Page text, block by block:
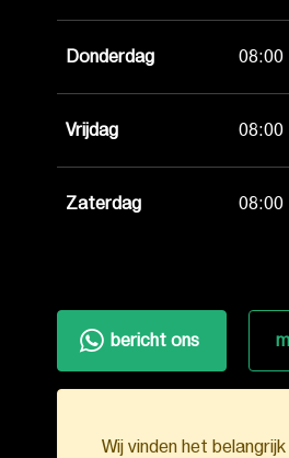
Donderdag 08:00
Vrijdag 08:00
Zaterdag 08:00
bericht ons
Wij vinden het